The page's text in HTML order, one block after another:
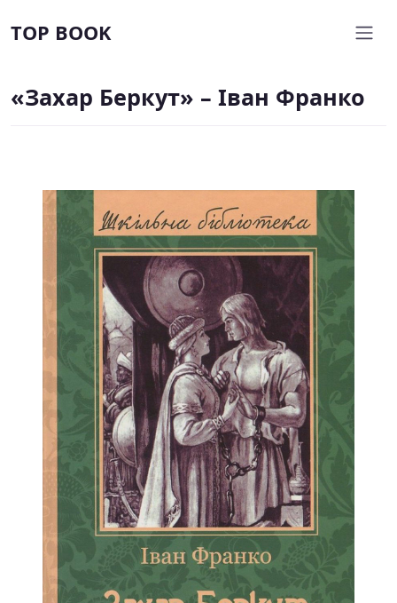
TOP BOOK
«Захар Беркут» – Іван Франко